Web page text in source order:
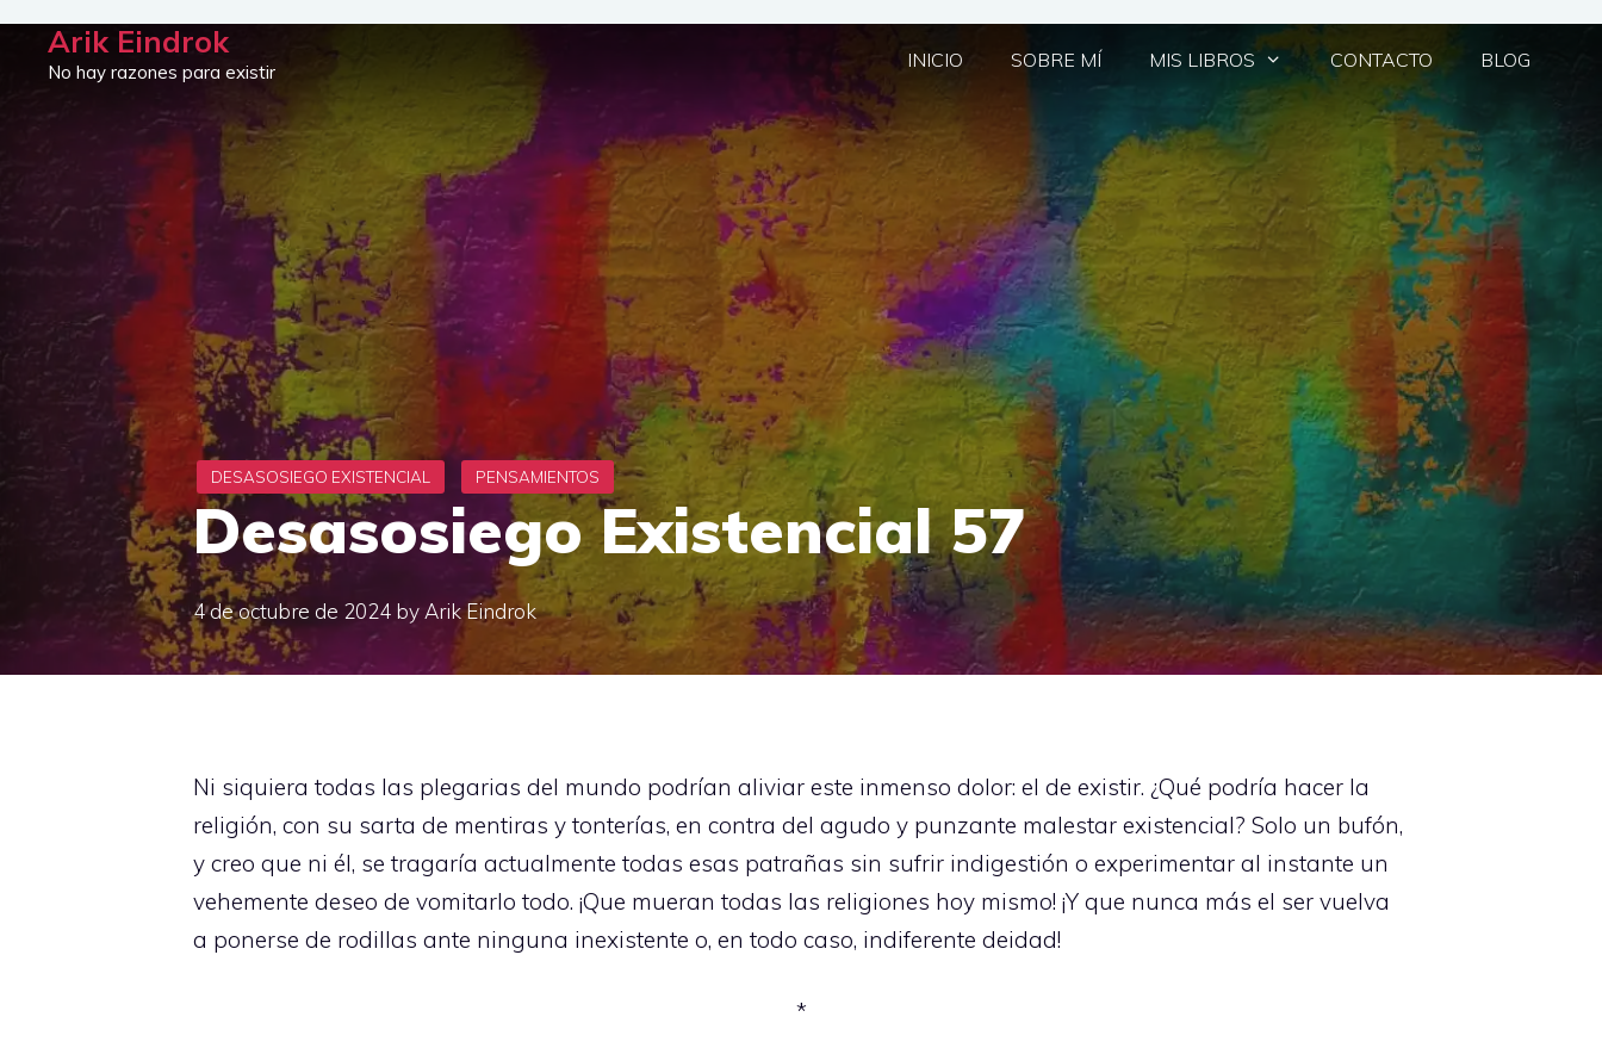
Saltar
Arik Eindrok
No hay razones para existir
INICIO SOBRE MÍ MIS LIBROS CONTACTO BLOG
Desasosiego Existencial 57
4 de octubre de 2024 by Arik Eindrok
Ni siquiera todas las plegarias del mundo podrían aliviar este inmenso dolor: el de existir. ¿Qué podría hacer la
religión, con su sarta de mentiras y tonterías, en contra del agudo y punzante malestar existencial? Solo un bufón,
y creo que ni él, se tragaría actualmente todas esas patrañas sin sufrir indigestión o experimentar al instante un
vehemente deseo de vomitarlo todo. ¡Que mueran todas las religiones hoy mismo! ¡Y que nunca más el ser vuelva
a ponerse de rodillas ante ninguna inexistente o, en todo caso, indiferente deidad!
*